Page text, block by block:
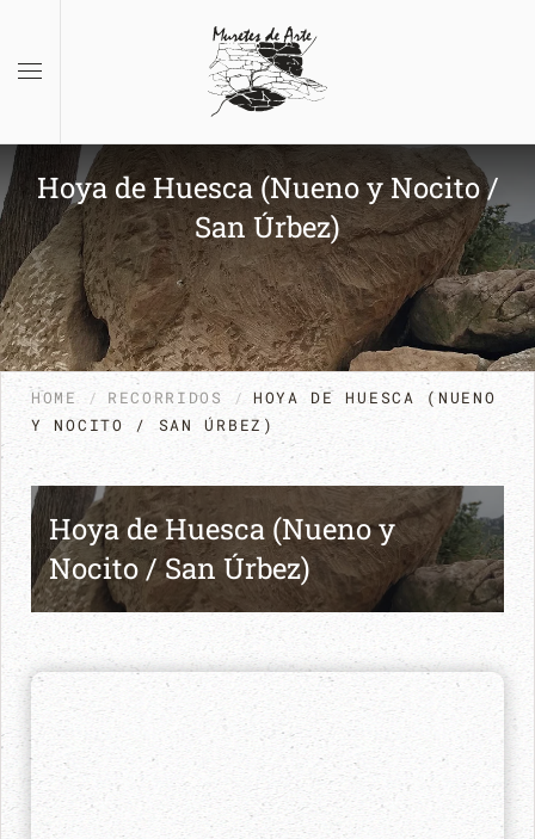
Skip to main content
Hoya de Huesca (Nueno y Nocito /
San Úrbez)
HOME RECORRIDOS
HOYA DE HUESCA (NUENO
Y NOCITO / SAN ÚRBEZ)
Hoya de Huesca (Nueno y
Nocito / San Úrbez)